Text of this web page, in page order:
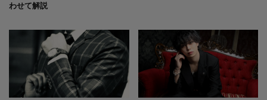
わせて解説
" data-layzr="" class="attachment-
icatch375 size-icatch375 wp-post-
image" alt="" />
" class="attachment-
icatch375 size-icatch375 wp-post-
image" alt="" />